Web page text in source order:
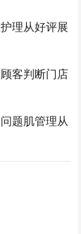
理从好评展
客判断门店
题肌管理从